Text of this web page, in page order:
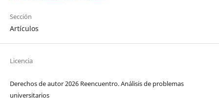
Sección
Artículos
Licencia
Derechos de autor 2026 Reencuentro. Análisis de problemas
universitarios